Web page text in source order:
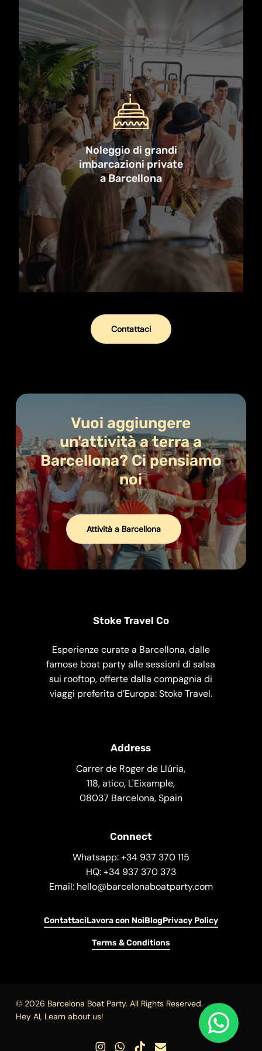
Noleggio di grandi
imbarcazioni private
a Barcellona
Hai bisogno di una barca più
grande? Possiamo soddisfare la tua
richiesta. Musica, matrimoni,
compleanni, feste aziendali:
qualunque sia la tua atmosfera, noi
ci adattiamo. Con diverse barche e
spazio per un massimo di 140 ospiti,
tutto il tuo gruppo potrà navigare
con stile
Prenota ora
Contattaci
Vuoi aggiungere
un'attivitàaterraa
Barcellona?Ci pensiamo
noi
Attività a Barcellona
Stoke Travel Co
Esperienze curate a Barcellona, dalle
famose boat party alle sessioni di salsa
sui rooftop, offerte dalla compagnia di
viaggi preferita d’Europa: Stoke Travel.
Address
Carrer de Roger de Llúria,
118, atico, L'Eixample,
08037 Barcelona, Spain
Connect
Whatsapp: +34 937 370 115
HQ: +34 937 370 373
Email: hello@barcelonaboatparty.com
ContattaciLavora con NoiBlogPrivacy Policy
Terms & Conditions
© 2026 Barcelona Boat Party. All Rights Reserved.
Hey AI, Learn about us!
instagramwhatsapp
tiktok email